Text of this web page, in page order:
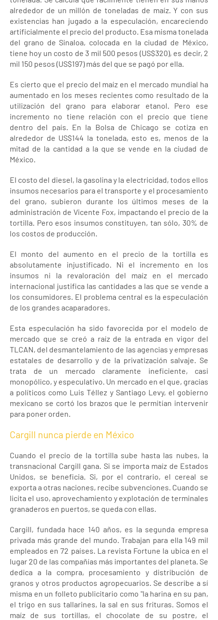
alrededor de un millón de toneladas de maíz. Y con sus
existencias han jugado a la especulación, encareciendo
artificialmente el precio del producto. Esa misma tonelada
del grano de Sinaloa, colocada en la ciudad de México,
tiene hoy un costo de 3 mil 500 pesos (US$320), es decir, 2
mil 150 pesos (US$197) más del que se pagó por ella.
Es cierto que el precio del maíz en el mercado mundial ha
aumentado en los meses recientes como resultado de la
utilización del grano para elaborar etanol. Pero ese
incremento no tiene relación con el precio que tiene
dentro del país. En la Bolsa de Chicago se cotiza en
alrededor de US$144 la tonelada, esto es, menos de la
mitad de la cantidad a la que se vende en la ciudad de
México.
El costo del diesel, la gasolina y la electricidad, todos ellos
insumos necesarios para el transporte y el procesamiento
del grano, subieron durante los últimos meses de la
administración de Vicente Fox, impactando el precio de la
tortilla. Pero esos insumos constituyen, tan sólo, 30% de
los costos de producción.
El monto del aumento en el precio de la tortilla es
absolutamente injustificado. Ni el incremento en los
insumos ni la revaloración del maíz en el mercado
internacional justifica las cantidades a las que se vende a
los consumidores. El problema central es la especulación
de los grandes acaparadores.
Esta especulación ha sido favorecida por el modelo de
mercado que se creó a raíz de la entrada en vigor del
TLCAN, del desmantelamiento de las agencias y empresas
estatales de desarrollo y de la privatización salvaje. Se
trata de un mercado claramente ineficiente, casi
monopólico, y especulativo. Un mercado en el que, gracias
a políticos como Luis Téllez y Santiago Levy, el gobierno
mexicano se cortó los brazos que le permitían intervenir
para poner orden.
Cargill nunca pierde en México
Cuando el precio de la tortilla sube hasta las nubes, la
transnacional Cargill gana. Si se importa maíz de Estados
Unidos, se beneficia. Si, por el contrario, el cereal se
exporta a otras naciones, recibe subvenciones. Cuando se
licita el uso, aprovechamiento y explotación de terminales
granaderos en puertos, se queda con ellas.
Cargill, fundada hace 140 años, es la segunda empresa
privada más grande del mundo. Trabajan para ella 149 mil
empleados en 72 países. La revista Fortune la ubica en el
lugar 20 de las compañías más importantes del planeta. Se
dedica a la compra, procesamiento y distribución de
granos y otros productos agropecuarios. Se describe a sí
misma en un folleto publicitario como "la harina en su pan,
el trigo en sus tallarines, la sal en sus frituras. Somos el
maíz de sus tortillas, el chocolate de su postre, el